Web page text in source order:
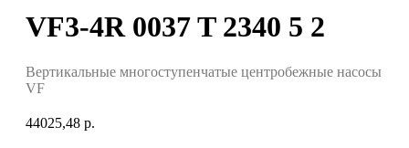
VF3-4R 0037 T 2340 5 2
Вертикальные многоступенчатые центробежные насосы
VF
44025,48 р.